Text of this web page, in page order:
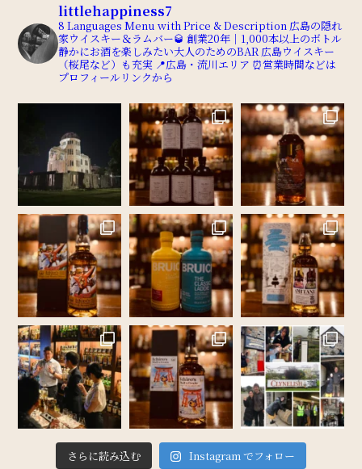
littlehappiness7
8 Languages Menu with Price & Description 広島の隠れ
家ウイスキー＆ラムバー🥃 創業20年｜1,000本以上のボトル
静かにお酒を楽しみたい大人のためのBAR 広島ウイスキー
（桜尾など）も充実 📍広島・流川エリア ⏰営業時間などは
プロフィールリンクから
さらに読み込む Instagram でフォロー